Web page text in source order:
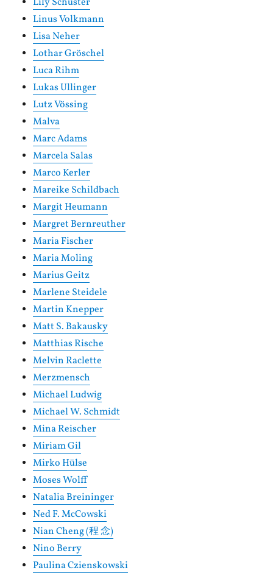
Linus Volkmann
Lisa Neher
Lothar Gröschel
Luca Rihm
Lukas Ullinger
Lutz Vössing
Malva
Marc Adams
Marcela Salas
Marco Kerler
Mareike Schildbach
Margit Heumann
Margret Bernreuther
Maria Fischer
Maria Moling
Marius Geitz
Marlene Steidele
Martin Knepper
Matt S. Bakausky
Matthias Rische
Melvin Raclette
Merzmensch
Michael Ludwig
Michael W. Schmidt
Mina Reischer
Miriam Gil
Mirko Hülse
Moses Wolff
Natalia Breininger
Ned F. McCowski
Nian Cheng (程 念)
Nino Berry
Paulina Czienskowski